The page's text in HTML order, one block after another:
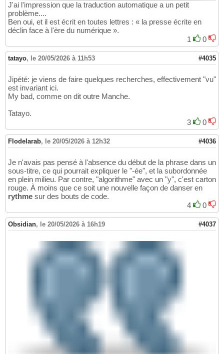
J'ai l'impression que la traduction automatique a un petit
problème....
Ben oui, et il est écrit en toutes lettres : « la presse écrite en
déclin face à l'ère du numérique ».
1
0
tatayo, le 20/05/2026 à 11h53 #4035
Jipété: je viens de faire quelques recherches, effectivement "vu"
est invariant ici.
My bad, comme on dit outre Manche.
Tatayo.
3
0
Flodelarab, le 20/05/2026 à 12h32 #4036
Je n'avais pas pensé à l'absence du début de la phrase dans un
sous-titre, ce qui pourrait expliquer le "-ée", et la subordonnée
en plein milieu. Par contre, "algorithme" avec un "y", c'est carton
rouge. À moins que ce soit une nouvelle façon de danser en
rythme sur des bouts de code.
4
0
Obsidian, le 20/05/2026 à 16h19 #4037